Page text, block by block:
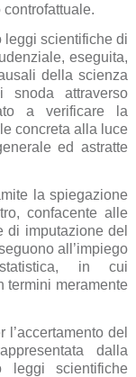
leggi scientifiche di
eseguita,
della scienza
snoda attraverso
a verificare la
concreta alla luce
ed astratte
la spiegazione
confacente alle
di imputazione del
all’impiego
in cui
termini meramente
del
dalla
leggi scientifiche